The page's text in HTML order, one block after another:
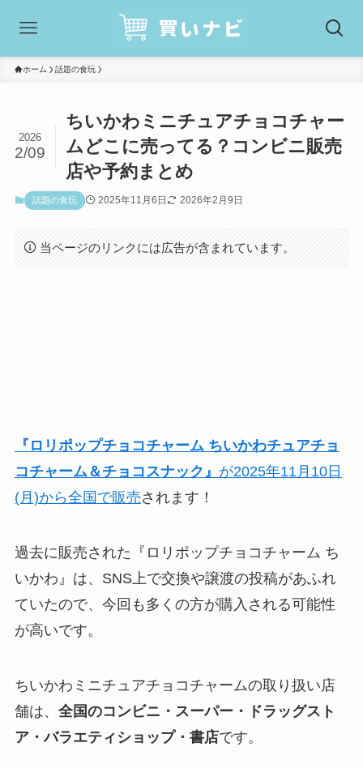
ホーム 話題の食玩
ちいかわミニチュアチョコチャー
ムどこに売ってる？コンビニ販売
店や予約まとめ
2026
2/09
話題の食玩 2025年11月6日 2026年2月9日
当ページのリンクには広告が含まれています。
『 ロリポップチョコチャーム ちいかわチュアチョ
コチャーム＆チョコスナック 』 が2025年11月10日
(月)から全国で販売されます！
過去に販売された『ロリポップチョコチャーム ち
いかわ』は、SNS上で交換や譲渡の投稿があふれ
ていたので、今回も多くの方が購入される可能性
が高いです。
ちいかわミニチュアチョコチャームの取り扱い店
舗は、 全国のコンビニ・スーパー ・ドラッグスト
ア・バラエティショップ・書店です。